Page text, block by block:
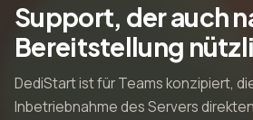
Support, der auch
Bereitstellung
DediStart ist für Teams konzipiert,
Inbetriebnahme des Servers